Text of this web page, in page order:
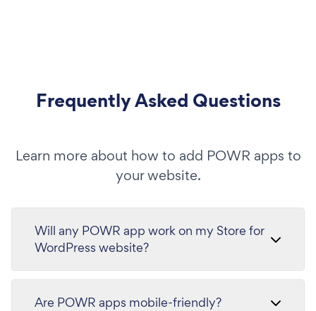
Frequently Asked Questions
Learn more about how to add POWR apps to
your website.
Will any POWR app work on my Store for
WordPress website?
Are POWR apps mobile-friendly?